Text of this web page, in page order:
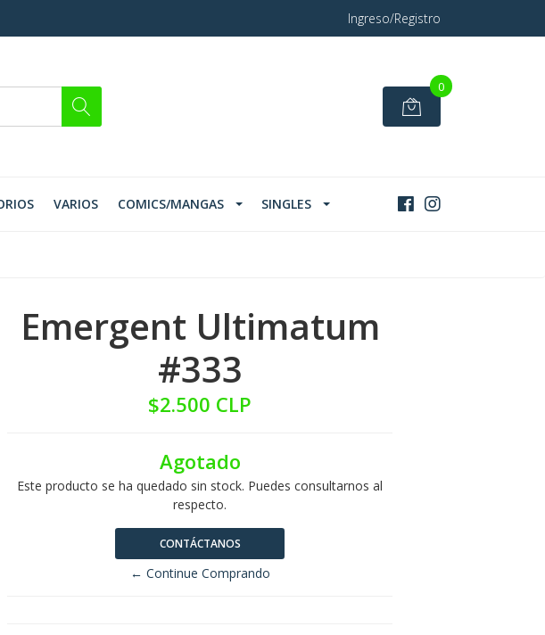
Ingreso/Registro
0
VARIOS COMICS/MANGAS SINGLES
Emergent Ultimatum
#333
$2.500 CLP
Agotado
Este producto se ha quedado sin stock. Puedes consultarnos al
respecto.
CONTÁCTANOS
← Continue Comprando